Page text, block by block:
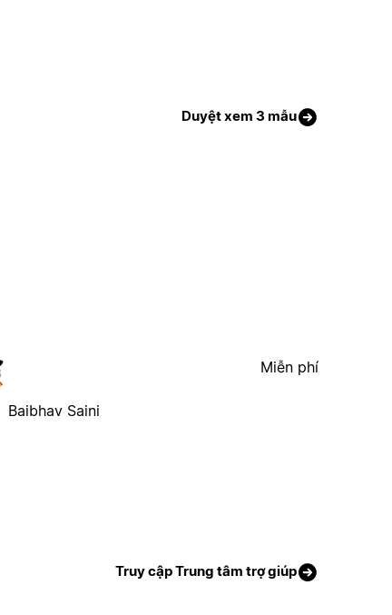
Duyệt xem 3 mẫu
Baibhav Saini
Miễn phí
Truy cập Trung tâm trợ giúp